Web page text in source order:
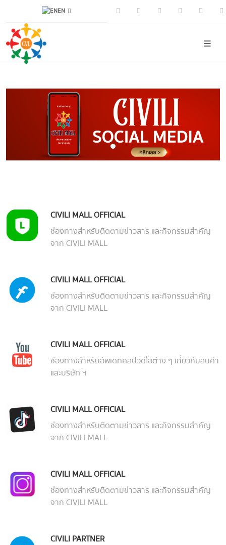
EN Facebook Youtube Instagram Tiktok
CIVILI MALL OFFICIAL
ช่องทางสำหรับติดตามข่าวสาร และกิจกรรมสำคัญ
จาก CIVILI MALL
CIVILI MALL OFFICIAL
ช่องทางสำหรับติดตามข่าวสาร และกิจกรรมสำคัญ
จาก CIVILI MALL
CIVILI MALL OFFICIAL
ช่องทางสำหรับอัพเดทคลิปวิดีโอต่าง ๆ เกี่ยวกับสินค้า
และบริษัท ฯ
CIVILI MALL OFFICIAL
ช่องทางสำหรับติดตามข่าวสาร และกิจกรรมสำคัญ
จาก CIVILI MALL
CIVILI MALL OFFICIAL
ช่องทางสำหรับติดตามข่าวสาร และกิจกรรมสำคัญ
จาก CIVILI MALL
CIVILI PARTNER